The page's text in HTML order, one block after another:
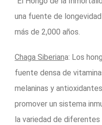
una fuente de
más de 2,000 años.
Chaga Siberiana: Los
fuente densa de
melaninas y
promover un sistema
la variedad de